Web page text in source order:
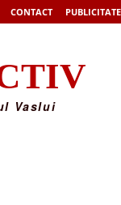
CONTACT PUBLICITATE
Vaslui